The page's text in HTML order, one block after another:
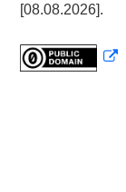
[08.08.2026].